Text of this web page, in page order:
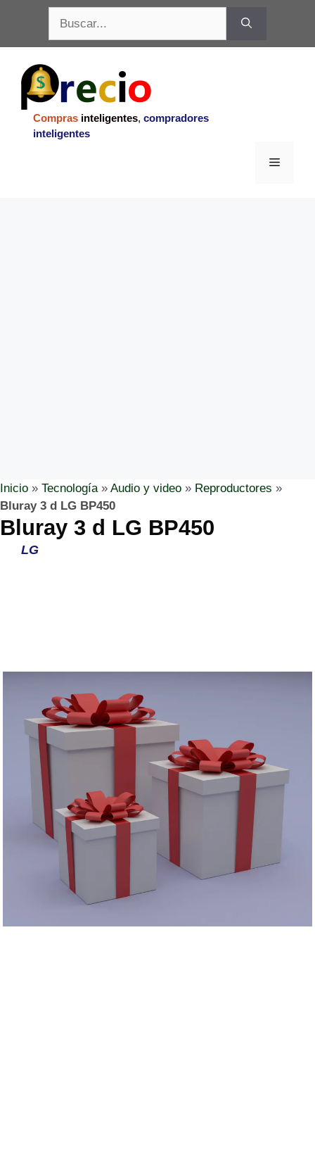
contenido
Compras inteligentes, compradores
inteligentes
Menu
Inicio » Tecnología» Audio y video » Reproductores »
Bluray 3 d LG BP450
Bluray 3 d LG BP450
LG